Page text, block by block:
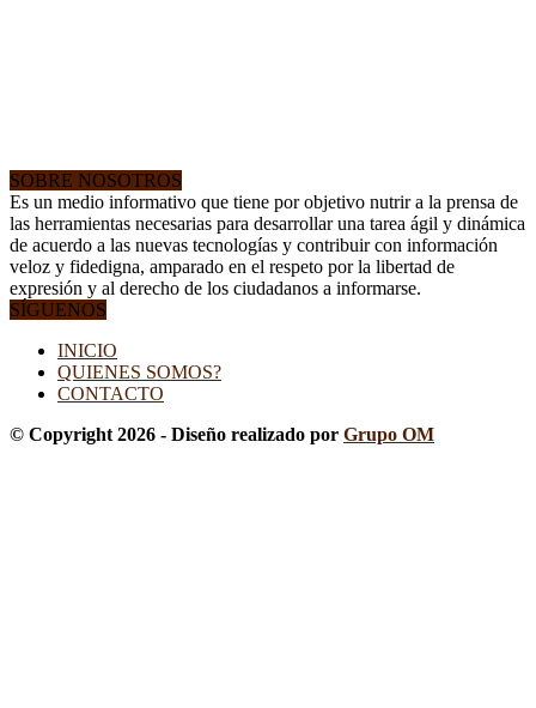
SOBRE NOSOTROS
Es un medio informativo que tiene por objetivo nutrir a la prensa de
las herramientas necesarias para desarrollar una tarea ágil y dinámica
de acuerdo a las nuevas tecnologías y contribuir con información
veloz y fidedigna, amparado en el respeto por la libertad de
expresión y al derecho de los ciudadanos a informarse.
SÍGUENOS
INICIO
QUIENES SOMOS?
CONTACTO
© Copyright 2026 - Diseño realizado por Grupo OM